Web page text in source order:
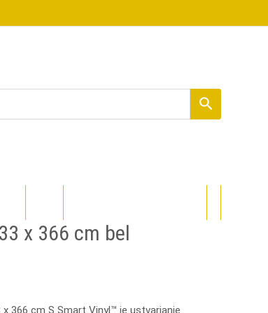
x 366 cm bel
366 cm S Smart Vinyl™ je ustvarjanje